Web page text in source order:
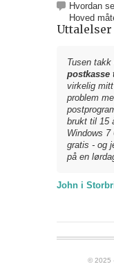
Hvordan
Hoved
Uttalelser
Tusen
postkasse
virkelig
problem
brukt til 15
Windows 7
gratis - og
på en
John i
© 2025